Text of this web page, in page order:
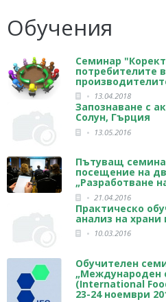
Обучения
Семинар
потребителите
13.04.2018
Запознаване с
Солун, Гърция
13.05.2016
Пътуващ
посещение на
„Разработване
21.04.2016
Практическо
анализ на храни
10.03.2016
Oбучителен
„Международен
(International
23-24 ноември